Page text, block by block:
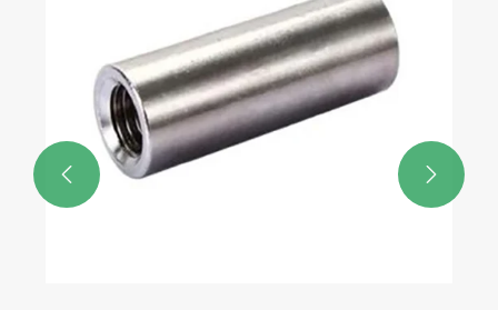
Mehr sehen >>
 